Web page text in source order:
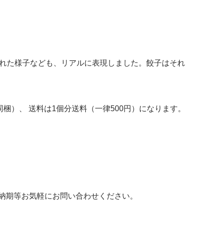
た様子なども、リアルに表現しました。餃子はそれ
）、 送料は1個分送料（一律500円）になります。
等お気軽にお問い合わせください。